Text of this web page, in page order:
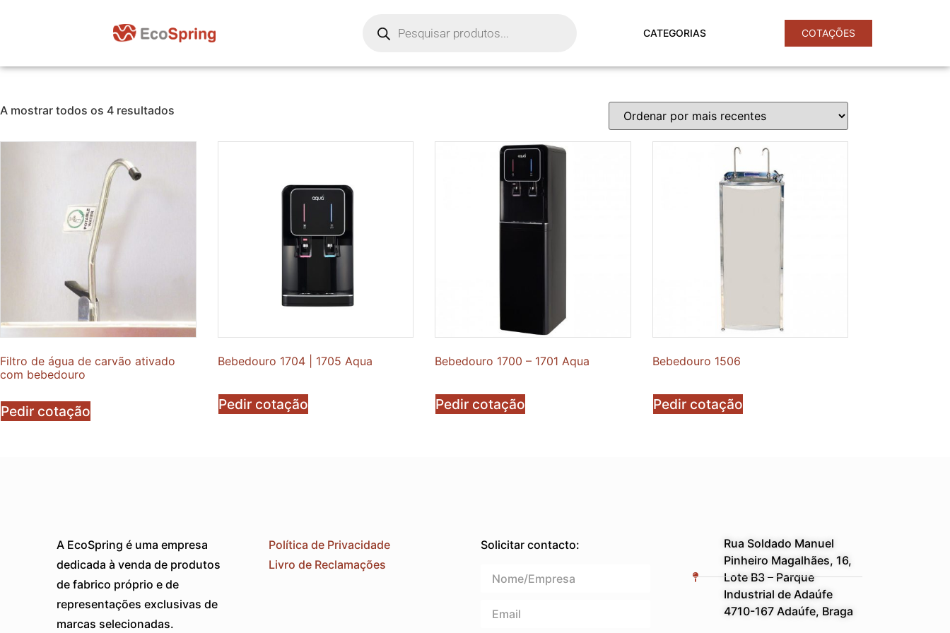
CATEGORIAS COTAÇÕES
A mostrar todos os 4 resultados
Filtro de água de carvão ativado
com bebedouro
Pedir cotação
Bebedouro 1704 | 1705 Aqua
Pedir cotação
Bebedouro 1700 – 1701 Aqua
Pedir cotação
Bebedouro 1506
Pedir cotação
A EcoSpring é uma empresa
dedicada à venda de produtos
de fabrico próprio e de
representações exclusivas de
marcas selecionadas.
Política de Privacidade
Livro de Reclamações
Solicitar contacto:
Rua Soldado Manuel
Pinheiro Magalhães, 16,
Lote B3 – Parque
Industrial de Adaúfe
4710-167 Adaúfe, Braga